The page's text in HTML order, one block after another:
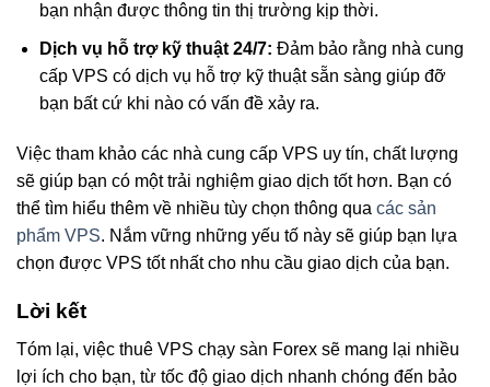
bạn nhận được thông tin thị trường kịp thời.
Dịch vụ hỗ trợ kỹ thuật 24/7: Đảm bảo rằng nhà cung
cấp VPS có dịch vụ hỗ trợ kỹ thuật sẵn sàng giúp đỡ
bạn bất cứ khi nào có vấn đề xảy ra.
Việc tham khảo các nhà cung cấp VPS uy tín, chất lượng
sẽ giúp bạn có một trải nghiệm giao dịch tốt hơn. Bạn có
thể tìm hiểu thêm về nhiều tùy chọn thông qua các sản
phẩm VPS. Nắm vững những yếu tố này sẽ giúp bạn lựa
chọn được VPS tốt nhất cho nhu cầu giao dịch của bạn.
Lời kết
Tóm lại, việc thuê VPS chạy sàn Forex sẽ mang lại nhiều
lợi ích cho bạn, từ tốc độ giao dịch nhanh chóng đến bảo